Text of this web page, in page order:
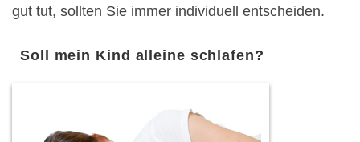
gut tut, sollten Sie immer individuell entscheiden.
Soll mein Kind alleine schlafen?